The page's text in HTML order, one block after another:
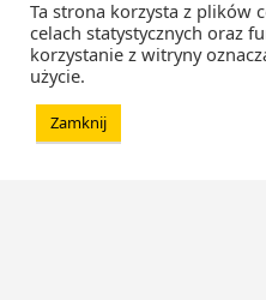
Ta strona korzysta z plików
celach statystycznych oraz
korzystanie z witryny
użycie.
Zamknij